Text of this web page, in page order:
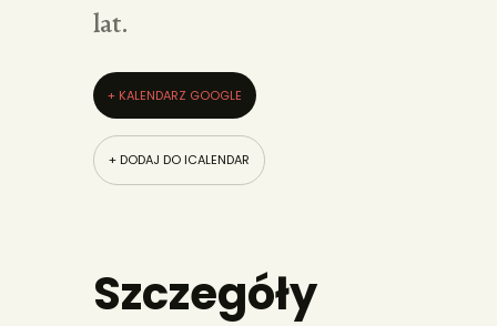
lat.
+ KALENDARZ GOOGLE
+ DODAJ DO ICALENDAR
Szczegóły